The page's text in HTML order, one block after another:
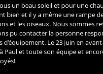
un beau soleil et pour une
bien et il y a même une rampe
et les oiseaux. Nous sommes
pu contacter la personne
Le 23 juin en
Paul et toute son équipe et